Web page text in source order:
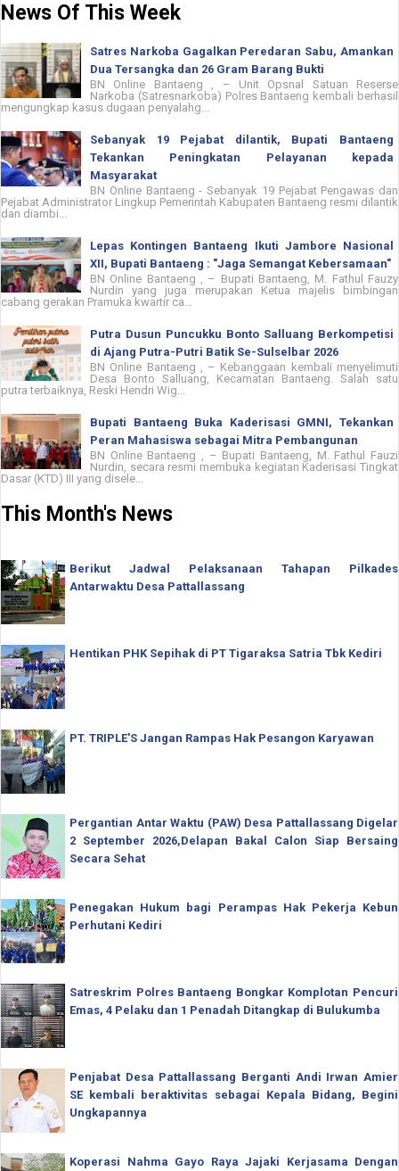
News Of This Week
Satres Narkoba Gagalkan Peredaran Sabu, Amankan
Dua Tersangka dan 26 Gram Barang Bukti
BN Online Bantaeng , – Unit Opsnal Satuan Reserse
Narkoba (Satresnarkoba) Polres Bantaeng kembali berhasil
mengungkap kasus dugaan penyalahg...
Sebanyak 19 Pejabat dilantik, Bupati Bantaeng
Tekankan Peningkatan Pelayanan kepada
Masyarakat
BN Online Bantaeng - Sebanyak 19 Pejabat Pengawas dan
Pejabat Administrator Lingkup Pemerintah Kabupaten Bantaeng resmi dilantik
dan diambi...
Lepas Kontingen Bantaeng Ikuti Jambore Nasional
XII, Bupati Bantaeng : "Jaga Semangat Kebersamaan"
BN Online Bantaeng , – Bupati Bantaeng, M. Fathul Fauzy
Nurdin yang juga merupakan Ketua majelis bimbingan
cabang gerakan Pramuka kwartir ca...
Putra Dusun Puncukku Bonto Salluang Berkompetisi
di Ajang Putra-Putri Batik Se-Sulselbar 2026
BN Online Bantaeng , – Kebanggaan kembali menyelimuti
Desa Bonto Salluang, Kecamatan Bantaeng. Salah satu
putra terbaiknya, Reski Hendri Wig...
Bupati Bantaeng Buka Kaderisasi GMNI, Tekankan
Peran Mahasiswa sebagai Mitra Pembangunan
BN Online Bantaeng , – Bupati Bantaeng, M. Fathul Fauzi
Nurdin, secara resmi membuka kegiatan Kaderisasi Tingkat
Dasar (KTD) III yang disele...
This Month's News
Berikut Jadwal Pelaksanaan Tahapan Pilkades
Antarwaktu Desa Pattallassang
Hentikan PHK Sepihak di PT Tigaraksa Satria Tbk Kediri
PT. TRIPLE'S Jangan Rampas Hak Pesangon Karyawan
Pergantian Antar Waktu (PAW) Desa Pattallassang Digelar
2 September 2026,Delapan Bakal Calon Siap Bersaing
Secara Sehat
Penegakan Hukum bagi Perampas Hak Pekerja Kebun
Perhutani Kediri
Satreskrim Polres Bantaeng Bongkar Komplotan Pencuri
Emas, 4 Pelaku dan 1 Penadah Ditangkap di Bulukumba
Penjabat Desa Pattallassang Berganti Andi Irwan Amier
SE kembali beraktivitas sebagai Kepala Bidang, Begini
Ungkapannya
Koperasi Nahma Gayo Raya Jajaki Kerjasama Dengan